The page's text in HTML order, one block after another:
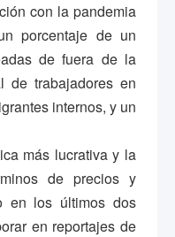
con la pandemia
porcentaje de un
de fuera de la
de trabajadores en
internos, y un
más lucrativa y la
de precios y
en los últimos dos
en reportajes de